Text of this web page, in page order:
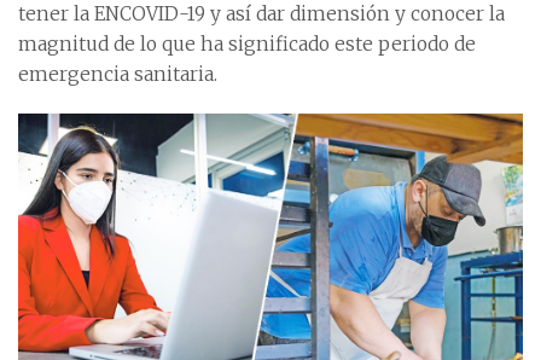
tener la ENCOVID-19 y así dar dimensión y conocer la
magnitud de lo que ha significado este periodo de
emergencia sanitaria.